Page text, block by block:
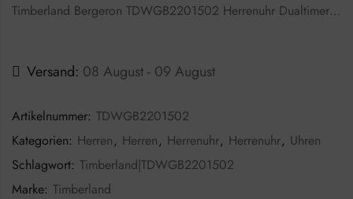
Timberland Bergeron TDWGB2201502 Herrenuhr Dualtimer…
Versand: 08 August - 09 August
Artikelnummer: TDWGB2201502
Kategorien: Herren, Herren, Herrenuhr, Herrenuhr, Uhren
Schlagwort: Timberland|TDWGB2201502
Marke: Timberland